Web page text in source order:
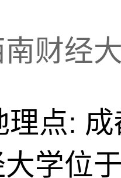
财经
点:
学位